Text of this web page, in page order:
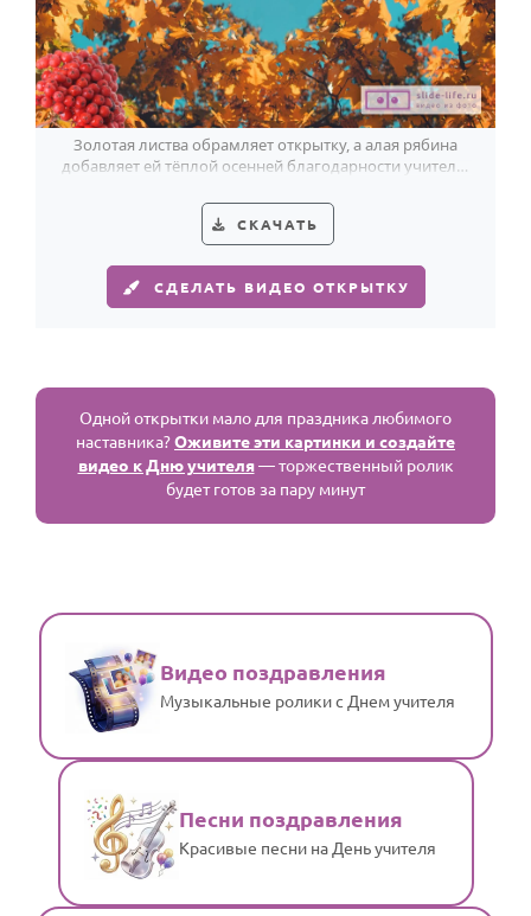
Золотая листва обрамляет открытку, а алая рябина
добавляет ей тёплой осенней благодарности учителю
СКАЧАТЬ
СДЕЛАТЬ ВИДЕО ОТКРЫТКУ
Одной открытки мало для праздника любимого
наставника?Оживите эти картинки и создайте
видео к Дню учителя— торжественный ролик
будет готов за пару минут
Видео поздравления
Музыкальные ролики с Днем учителя
Песни поздравления
Красивые песни на День учителя